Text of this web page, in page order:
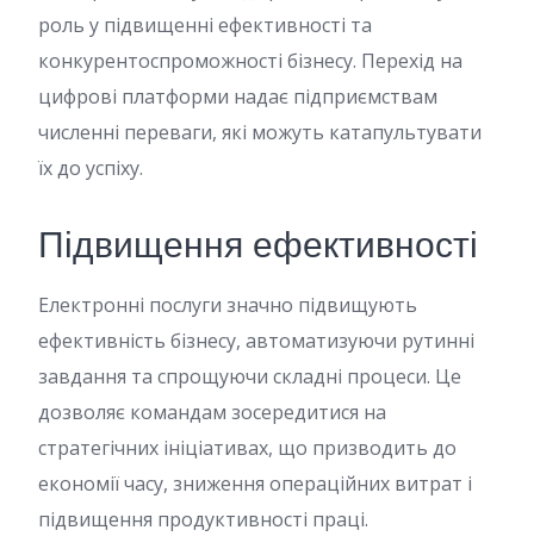
роль у підвищенні ефективності та
конкурентоспроможності бізнесу. Перехід на
цифрові платформи надає підприємствам
численні переваги, які можуть катапультувати
їх до успіху.
Підвищення ефективності
Електронні послуги значно підвищують
ефективність бізнесу, автоматизуючи рутинні
завдання та спрощуючи складні процеси. Це
дозволяє командам зосередитися на
стратегічних ініціативах, що призводить до
економії часу, зниження операційних витрат і
підвищення продуктивності праці.